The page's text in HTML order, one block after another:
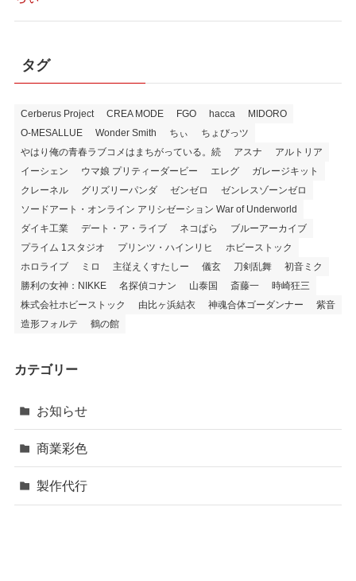
タグ
Cerberus Project CREA MODE FGO hacca
MIDORO
O-MESALLUE
Wonder Smith ちぃ
ちょびっツ
やはり俺の青春ラブコメはまちがっている。続
アスナ
アルトリア
イーシェン
ウマ娘 プリティーダービー エレグ
ガレージキット
クレーネル
グリズリーパンダ ゼンゼロ
ゼンレスゾーンゼロ
ソードアート・オンライン アリシゼーション War of Underworld
ダイキ工業
デート・ア・ライブ ネコぱら
ブルーアーカイブ
プライム 1スタジオ
プリンツ・ハインリヒ
ホビーストック
ホロライブ
ミロ 主従えくすたしー 儀玄 刀剣乱舞
初音ミク
勝利の女神：NIKKE
名探偵コナン 山泰国 斎藤一
時崎狂三
株式会社ホビーストック
由比ヶ浜結衣 神魂合体ゴーダンナー
紫音
造形フォルテ
鶴の館
カテゴリー
お知らせ
商業彩色
製作代行